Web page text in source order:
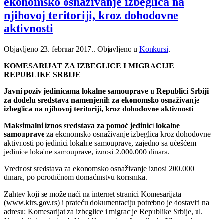
njihovoj teritoriji, kroz dohodovne
aktivnosti
Objavljeno 23. februar 2017.. Objavljeno u Konkursi.
KOMESARIJAT ZA IZBEGLICE I MIGRACIJE
REPUBLIKE SRBIJE
Javni poziv jedinicama lokalne samouprave u Republici Srbiji
za dodelu sredstava namenjenih za ekonomsko osnaživanje
izbeglica na njihovoj teritoriji, kroz dohodovne aktivnosti
Maksimalni iznos sredstava za pomoć jedinici lokalne
samouprave za ekonomsko osnaživanje izbeglica kroz dohodovne
aktivnosti po jedinici lokalne samouprave, zajedno sa učešćem
jedinice lokalne samouprave, iznosi 2.000.000 dinara.
Vrednost sredstava za ekonomsko osnaživanje iznosi 200.000
dinara, po porodičnom domaćinstvu korisnika.
Zahtev koji se može naći na internet stranici Komesarijata
(www.kirs.gov.rs) i prateću dokumentaciju potrebno je dostaviti na
adresu: Komesarijat za izbeglice i migracije Republike Srbije, ul.